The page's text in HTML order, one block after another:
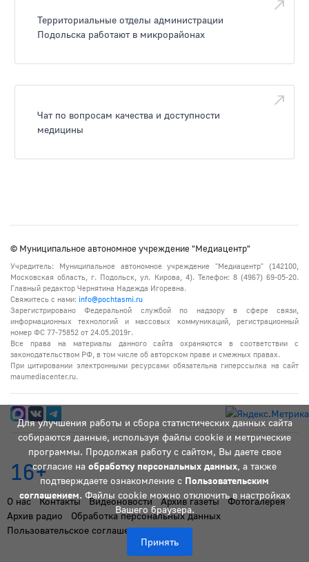
Территориальные отделы администрации
Подольска работают в микрорайонах
Чат по вопросам качества и доступности
медицины
Для улучшения работы и сбора статистических данных сайта
собираются данные, используя файлы cookie и метрические
программы. Продолжая работу с сайтом, Вы даете свое
согласие на обработку персональных данных, а также
подтверждаете ознакомление с Пользовательским
соглашением. Файлы cookie можно отключить в настройках
Вашего браузера.
Принять
© Муниципальное автономное учреждение "Медиацентр"
Учредитель: Муниципальное автономное учреждение "Медиацентр" (142100,
Московская область, г. Подольск, ул. Кирова, 4). Телефон: 8 (4967) 69-05-20.
Главный редактор Чернятина Надежда Игоревна.
Свяжитесь с нами: info@pochtasmi.ru
Зарегистрировано Федеральной службой по надзору в сфере связи,
информационных технологий и массовых коммуникаций, регистрационный
номер ФС 77-75852 от 24.05.2019г.
Все права на материалы данного сайта охраняются в соответствии с
законодательством РФ, в том числе об авторском праве и смежных правах.
При цитировании электронными ресурсами обязательна гиперссылка на сайт
maumediacenter.ru.
16+
О нас Контакты Видеоновости Архив газеты
Фотогалерея
Архив радио
Обработка персональных данных
Пользовательское соглашение